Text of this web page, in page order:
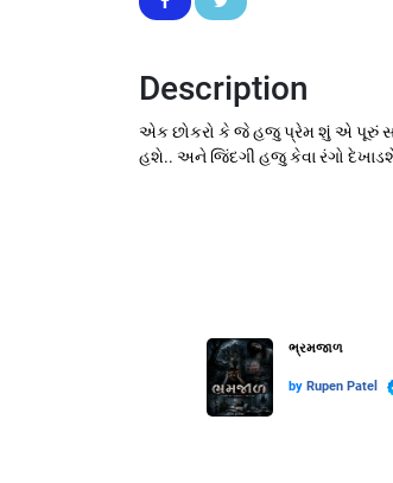
Description
એક છોકરો કે જે હજુ પ્રેમ શું એ પૂરું
હશે.. અને જિંદગી હજુ કેવા રંગો
ભ્રમજાળ
by Rupen Patel